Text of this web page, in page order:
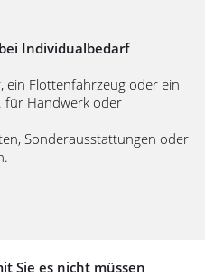
Individualbedarf
ein Flottenfahrzeug oder ein
für Handwerk oder
Sonderausstattungen oder
Sie es nicht müssen